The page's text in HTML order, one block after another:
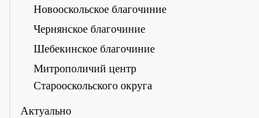
Новооскольское благочиние
Чернянское благочиние
Шебекинское благочиние
Митрополичий центр
Старооскольского округа
Актуально